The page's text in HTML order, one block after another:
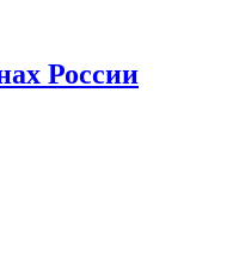
России